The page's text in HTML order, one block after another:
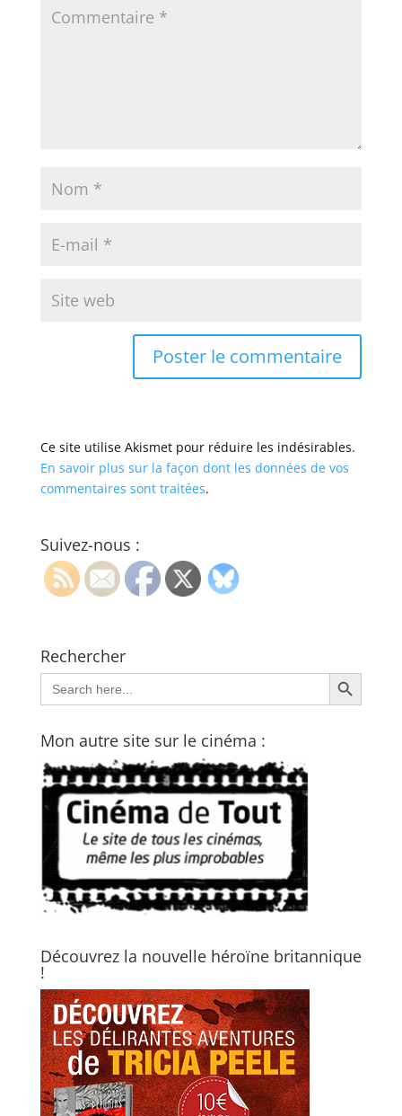
Ce site utilise Akismet pour réduire les indésirables.
En savoir plus sur la façon dont les données de vos
commentaires sont traitées.
Suivez-nous :
Rechercher
Search
for:
Search Button
Mon autre site sur le cinéma :
Découvrez la nouvelle héroïne britannique
!